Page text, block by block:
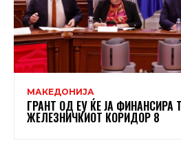
МАКЕДОНИЈА
ГРАНТ ОД ЕУ ЌЕ ЈА ФИНАНСИРА
ЖЕЛЕЗНИЧКИОТ КОРИДОР 8